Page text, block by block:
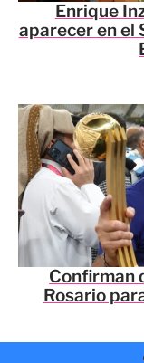
Enrique
aparecer en el
Confirman
Rosario